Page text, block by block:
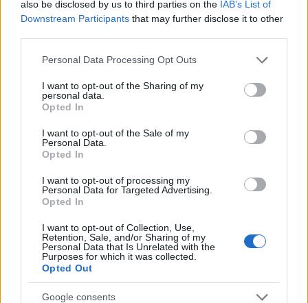
also be disclosed by us to third parties on the IAB’s List of
Downstream Participants that may further disclose it to other
Please note that this website/app uses one or more Google
not limited to your visit or usage behaviour. You may click to
grant or deny consent to Google and its third-party tags to
use your data for below specified purposes in below Google
consent section.
Personal Data Processing Opt Outs
I want to opt-out of the Sharing of my
personal data.
Opted In
I want to opt-out of the Sale of my
Personal Data.
Opted In
I want to opt-out of processing my
Personal Data for Targeted Advertising.
Opted In
I want to opt-out of Collection, Use,
Retention, Sale, and/or Sharing of my
Personal Data that Is Unrelated with the
Purposes for which it was collected.
Opted Out
Google consents
NECROLOGIE
Mario Malu
Paolo Pinna
I nostri cari